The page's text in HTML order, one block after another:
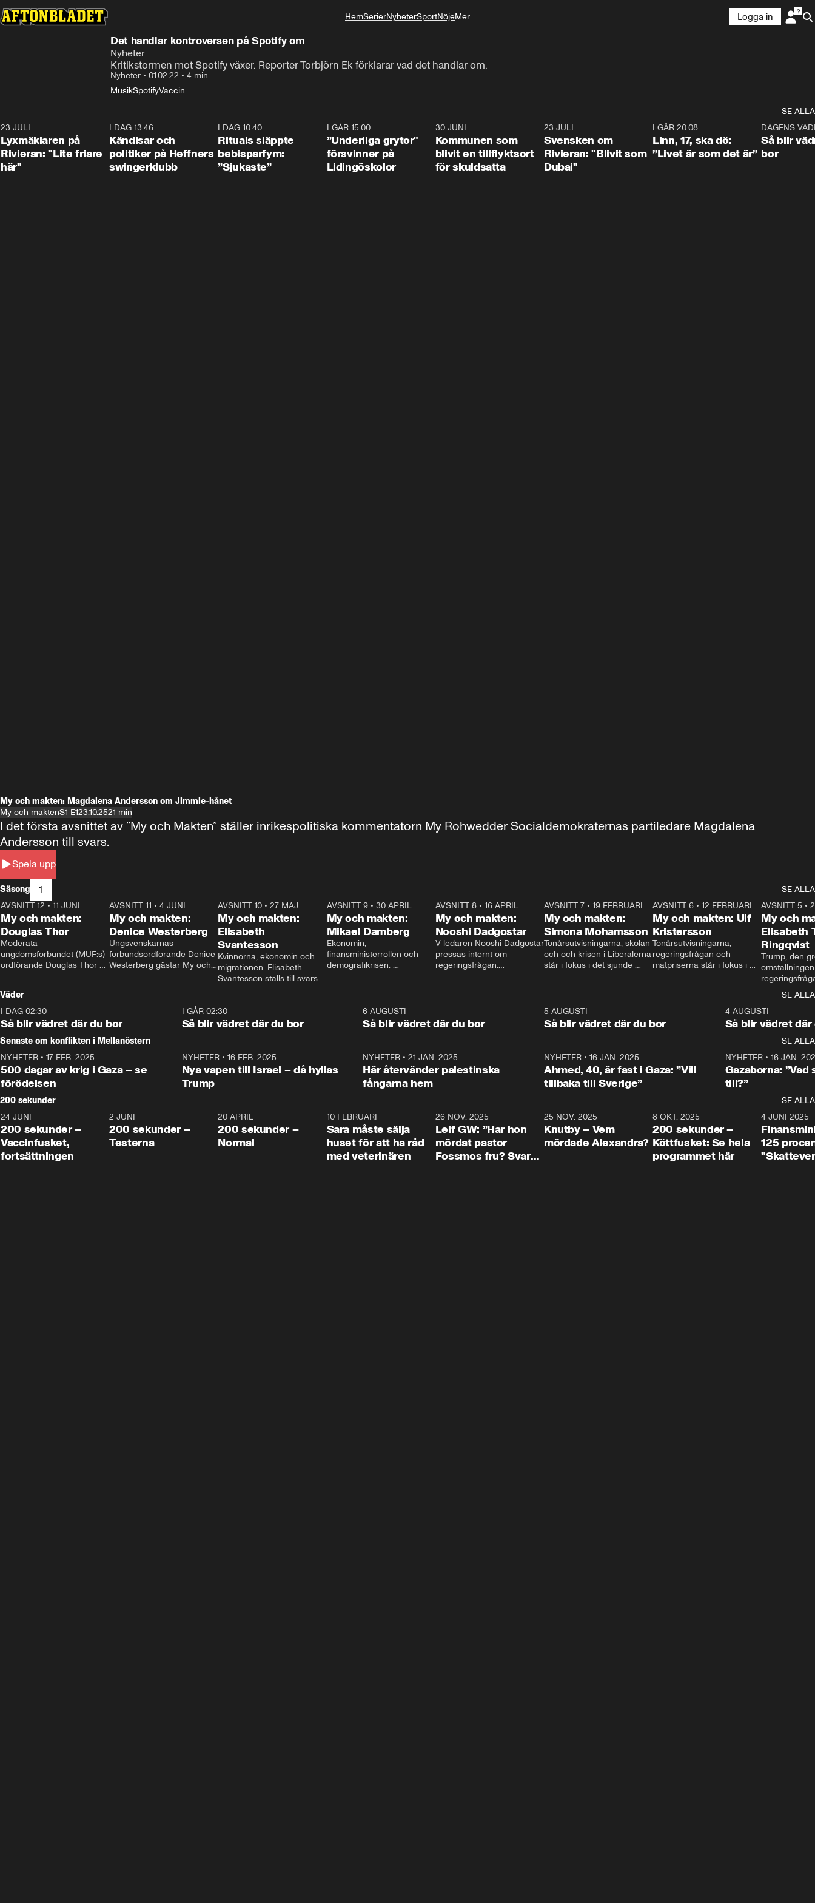
HemSerierNyheterSportNöjeMer
Logga in
Det handlar kontroversen på Spotify om
Nyheter
Kritikstormen mot Spotify växer. Reporter Torbjörn Ek förklarar vad det handlar om.
Nyheter • 01.02.22 • 4 min
MusikSpotifyVaccin
SE ALLA
23 JULI
Lyxmäklaren på
Rivieran: "Lite friare
här"
I DAG 13:46
Kändisar och
politiker på Heffners
swingerklubb
I DAG 10:40
Rituals släppte
bebisparfym:
”Sjukaste”
I GÅR 15:00
”Underliga grytor"
försvinner på
Lidingöskolor
30 JUNI
Kommunen som
blivit en tillflyktsort
för skuldsatta
23 JULI
Svensken om
Rivieran: "Blivit som
Dubai"
I GÅR 20:08
Linn, 17, ska dö:
”Livet är som det är”
DAGENS
Så blir
bor
My och makten: Magdalena Andersson om Jimmie-hånet
My och maktenS1 E123.10.2521 min
Spela upp
I det första avsnittet av ”My och Makten” ställer inrikespolitiska kommentatorn My Rohwedder Socialdemokraternas partiledare Magdalena
Andersson till svars.
Säsong 1
SE ALLA
26:27
AVSNITT 12 • 11 JUNI
My och makten:
Douglas Thor
Moderata
ungdomsförbundet (MUF:s)
ordförande Douglas Thor
tonårsutvisningarna och hur
Moderaterna ska locka
väljare till valet i höst.
23:40
AVSNITT 11 •4 JUNI
My och makten:
Denice Westerberg
Ungsvenskarnas
förbundsordförande Denice
Westerberg gästar My och
AVSNITT 10 •27 MAJ
My och makten:
Elisabeth
Svantesson
Kvinnorna, ekonomin och
migrationen. Elisabeth
Svantesson ställs till svars
AVSNITT 9• 30 APRIL
My och makten:
Mikael Damberg
Ekonomin,
finansministerrollen och
demografikrisen.
och Makten.
AVSNITT 8• 16 APRIL
My och makten:
Nooshi Dadgostar
V-ledaren Nooshi Dadgostar
pressas internt om
regeringsfrågan.
– Vi ställer upp i val. Ska vi
vara med så sitter vi förstås
24:30
AVSNITT 7• 19 FEBRUARI
My och makten:
Simona Mohamsson
Tonårsutvisningarna, skolan
och och krisen i Liberalerna
står i fokus i det sjunde
kommentator My
Rohwedder ställer
utbildnings- och
Mohamsson till svars.
27:30
AVSNITT 6 •12 FEBRUARI
My och makten: Ulf
Kristersson
Tonårsutvisningarna,
regeringsfrågan och
matpriserna står i fokus i
Rohwedder ställer
statsminister Ulf Kristersson
AVSNITT 5 •
My och
Elisabeth
Ringqvist
Trump, den
centrum i
avsnittet av
Makten”. Se
Aftonbladets
Rohwedder
Thand Ring
Väder
SE ALLA
I DAG 02:30
Så blir vädret där du bor
1:06
I GÅR 02:30
Så blir vädret där du bor
6 AUGUSTI
Så blir vädret där du bor
5 AUGUSTI
Så blir vädret där du bor
4 AUGUSTI
Så blir vädret där
Senaste om konflikten i Mellanöstern
SE ALLA
NYHETER • 17 FEB. 2025
500 dagar av krig i Gaza – se
förödelsen
NYHETER• 16 FEB. 2025
Nya vapen till Israel – då hyllas
Trump
NYHETER •21 JAN. 2025
Här återvänder palestinska
fångarna hem
NYHETER• 16 JAN. 2025
Ahmed, 40, är fast i Gaza: ”Vill
tillbaka till Sverige”
NYHETER• 16 JAN.
Gazaborna:
till?”
200 sekunder
SE ALLA
5:00
24 JUNI
200 sekunder –
Vaccinfusket,
fortsättningen
4:23
2 JUNI
200 sekunder –
Testerna
20 APRIL
200 sekunder –
Normal
10 FEBRUARI
Sara måste sälja
huset för att ha råd
med veterinären
26 NOV. 2025
Leif GW: ”Har hon
mördat pastor
Fossmos fru? Svar
31:05
25 NOV. 2025
Knutby – Vem
mördade Alexandra?
4:29
8 OKT. 2025
200 sekunder –
Köttfusket: Se hela
programmet här
4 JUNI 2025
125